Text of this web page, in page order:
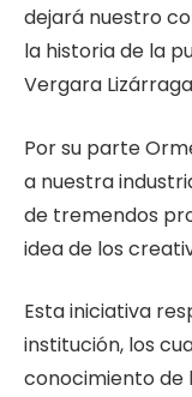
dejará nuestro
la historia de la
Vergara
Por su parte
a nuestra
de tremendos
idea de los
Esta iniciativa
institución, los
conocimiento de